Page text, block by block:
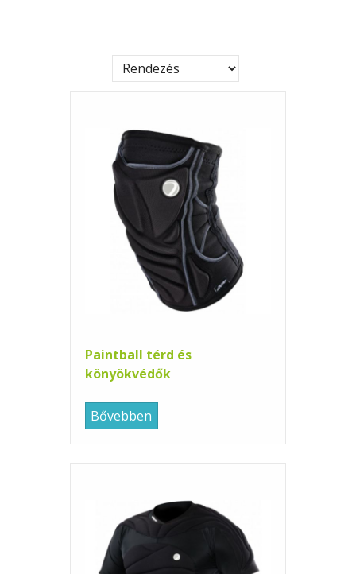
Paintball térd és
könyökvédők
Bővebben